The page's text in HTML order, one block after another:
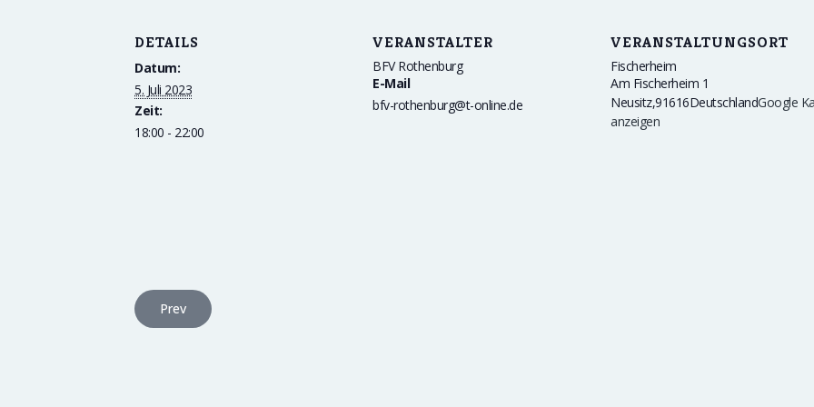
DETAILS
Datum:
5. Juli 2023
Zeit:
18:00 - 22:00
VERANSTALTER
BFV Rothenburg
E-Mail
bfv-rothenburg@t-online.de
VERANSTALTUNGSORT
Fischerheim
Am Fischerheim 1
Neusitz,91616DeutschlandGoogle
anzeigen
Prev